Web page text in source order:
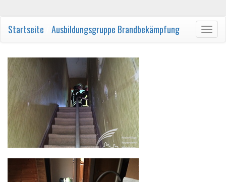
Startseite Ausbildungsgruppe Brandbekämpfung